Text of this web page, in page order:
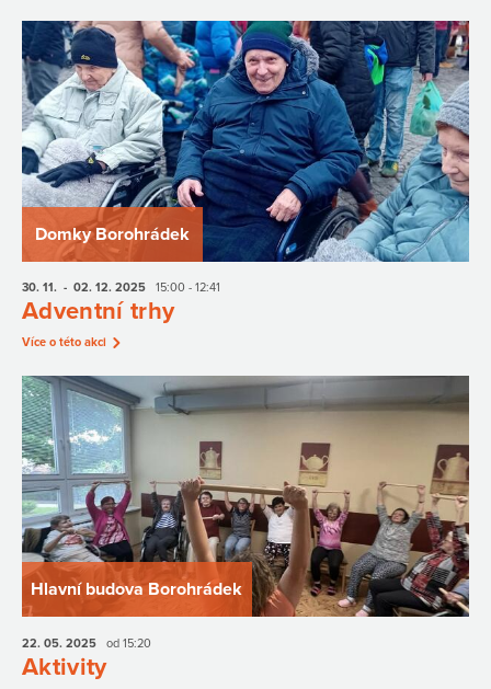
Domky Borohrádek
30. 11. - 02. 12. 2025 15:00 - 12:41
Adventní trhy
Více o této akci
Hlavní budova Borohrádek
22. 05. 2025 od 15:20
Aktivity